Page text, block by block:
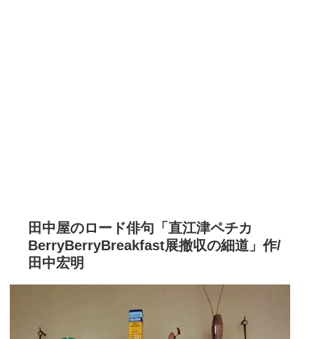
田中屋のロード俳句「直江津ペチカ
BerryBerryBreakfast展撤収の細道」作/
田中宏明